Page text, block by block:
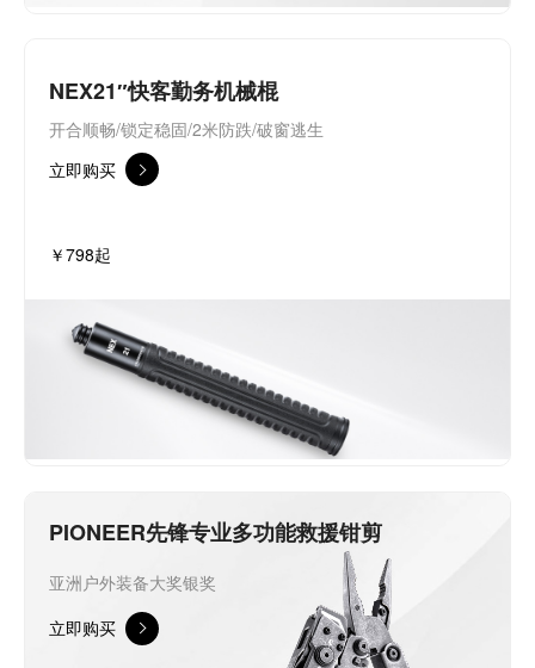
NEX21″快客勤务机械棍
开合顺畅/锁定稳固/2米防跌/破窗逃生
立即购买
￥798起
PIONEER先锋专业多功能救援钳剪
亚洲户外装备大奖银奖
立即购买